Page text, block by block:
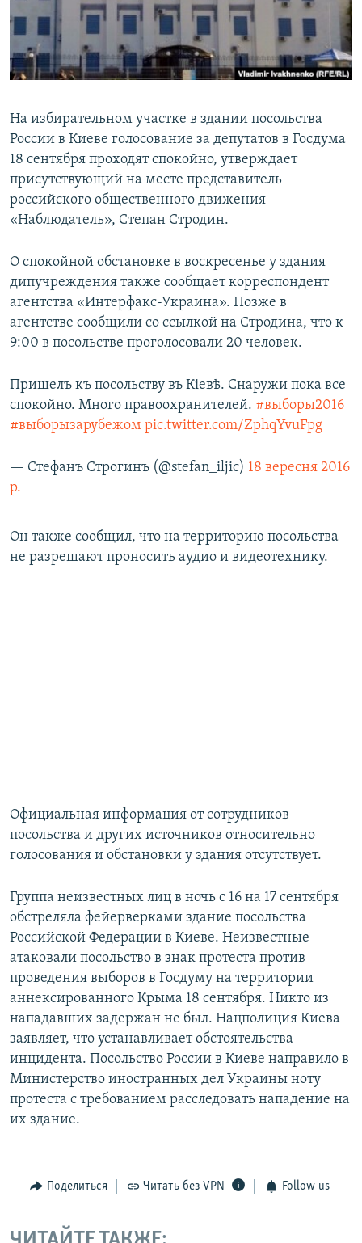
ПОБЕДИТЕЛЕЙ НЕ СУДЯТ?
КРЫМ.НЕПОКОРЕННЫЙ
ELIFBE
ПРИСОЕДИНЯЙТЕСЬ!
Все сайты RFE/RL
На избирательном участке в здании посольства
России в Киеве голосование за депутатов в Госдума
18 сентября проходят спокойно, утверждает
присутствующий на месте представитель
российского общественного движения
«Наблюдатель», Степан Стродин.
О спокойной обстановке в воскресенье у здания
дипучреждения также сообщает корреспондент
агентства «Интерфакс-Украина». Позже в
агентстве сообщили со ссылкой на Стродина, что к
9:00 в посольстве проголосовали 20 человек.
Пришелъ къ посольству въ Кіевѣ. Снаружи пока все
спокойно. Много правоохранителей. #выборы2016
#выборызарубежом pic.twitter.com/ZphqYvuFpg
— Стефанъ Строгинъ (@stefan_iljic) 18 вересня 2016
р.
Он также сообщил, что на территорию посольства
не разрешают проносить аудио и видеотехнику.
Официальная информация от сотрудников
посольства и других источников относительно
голосования и обстановки у здания отсутствует.
Группа неизвестных лиц в ночь с 16 на 17 сентября
обстреляла фейерверками здание посольства
Российской Федерации в Киеве. Неизвестные
атаковали посольство в знак протеста против
проведения выборов в Госдуму на территории
аннексированного Крыма 18 сентября. Никто из
нападавших задержан не был. Нацполиция Киева
заявляет, что устанавливает обстоятельства
инцидента. Посольство России в Киеве направило в
Министерство иностранных дел Украины ноту
протеста с требованием расследовать нападение на
их здание.
Поделиться Читать без VPN Follow us